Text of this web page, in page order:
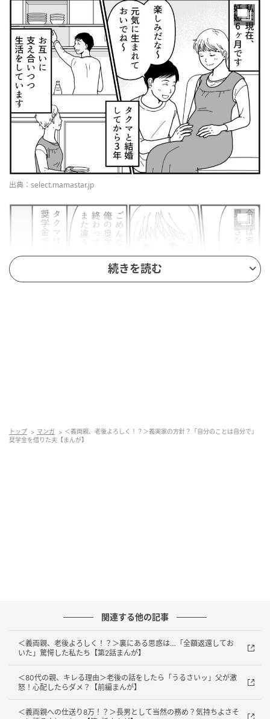
出典：select.mamastar.jp
出典：select.mamastar.jp
タクマと結婚して3年、私たちはお互いに共働きで支え
合いつつ生活をしてきました。そして私がこれから産
休に入るにあたって、「家計を見直さないと」という
話になったのです。タクマには毎月の奨学金返還があ
って……？
続きを読む
トップ マンガ
＜義両親、老後よろしく！？＞義実家の方針？「自分のことは自分で」
奨学金を借りた夫【まんが】
関連する他の記事
＜義両親、老後よろしく！？＞裏にある思惑は…「全額返還してお
いた」驚愕した私たち【第2話まんが】
＜80代の親、キレる理由＞老後の話をしたら「うるさいッ」父が激
怒！心配したらダメ？【前編まんが】
＜義両親への仕送り8万！？＞長男として当然の務め？気持ちよさそ